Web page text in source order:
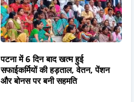
पटना में 6 दिन बाद खत्म हुई
सफाईकर्मियों की हड़ताल, वेतन, पेंशन
और बोनस पर बनी सहमति